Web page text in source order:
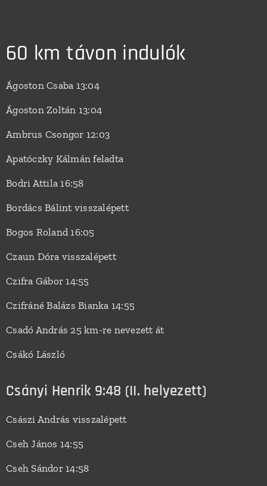
60 km távon indulók
Ágoston Csaba 13:04
Ágoston Zoltán 13:04
Ambrus Csongor 12:03
Apatóczky Kálmán feladta
Bodri Attila 16:58
Bordács Bálint visszalépett
Bogos Roland 16:05
Czaun Dóra visszalépett
Czifra Gábor 14:55
Czifráné Balázs Bianka 14:55
Csadó András 25 km-re nevezett át
Csákó László
Csányi Henrik 9:48 (II. helyezett)
Császi András visszalépett
Cseh János 14:55
Cseh Sándor 14:58